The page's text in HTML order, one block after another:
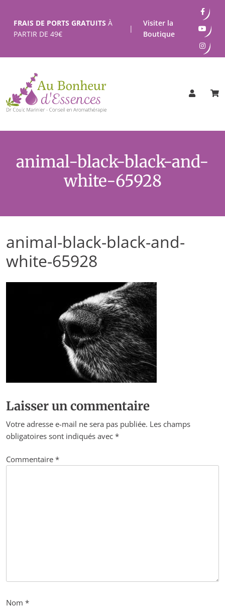
contenu
FRAIS DE PORTS GRATUITS À
PARTIR DE 49€
|
Visiter la
Boutique
animal-black-black-and-
white-65928
animal-black-black-and-
white-65928
Laisser un commentaire
Votre adresse e-mail ne sera pas publiée. Les champs
obligatoires sont indiqués avec *
Commentaire *
Nom *